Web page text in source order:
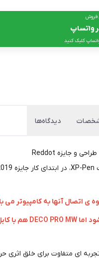
فروش
واتساپ
کلیک کنید
دیدگاه‌ها
ای متفاوت برای خلق اثری